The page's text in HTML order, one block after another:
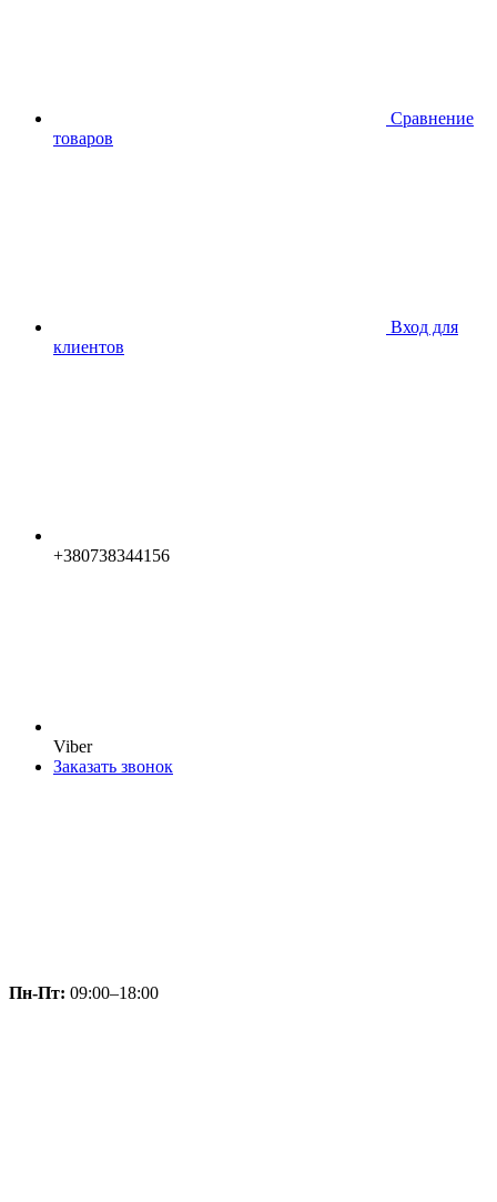
Сравнение
товаров
Вход для
клиентов
+380738344156
Viber
Заказать звонок
Пн-Пт: 09:00–18:00